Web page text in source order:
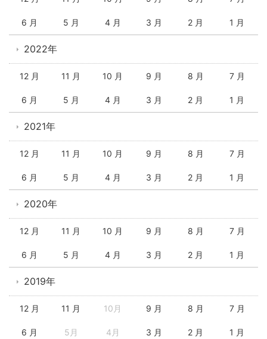
6 月 5 月 4 月 3 月 2 月 1 月
2022年
12 月 11 月 10 月 9 月 8 月 7 月
6 月 5 月 4 月 3 月 2 月 1 月
2021年
12 月 11 月 10 月 9 月 8 月 7 月
6 月 5 月 4 月 3 月 2 月 1 月
2020年
12 月 11 月 10 月 9 月 8 月 7 月
6 月 5 月 4 月 3 月 2 月 1 月
2019年
12 月 11 月 10月 9 月 8 月 7 月
6 月 5月 4月 3 月 2 月 1 月